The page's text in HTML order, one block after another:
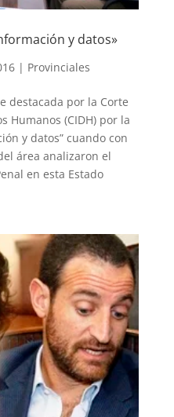
y datos»
| Provinciales
destacada por la Corte
Humanos (CIDH) por la
y datos” cuando con
área analizaron el
en esta Estado